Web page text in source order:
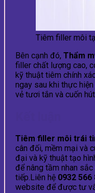
Tiêm filler môi
Bên cạnh đó, Thẩm
filler chất lượng cao,
kỹ thuật tiêm chính
ngay sau khi thực
vẻ tươi tắn và cuốn hút
Tiêm filler môi trái
cân đối, mềm mại và
đại và kỹ thuật tạo
để nâng tầm nhan
tiếp.Liên hệ 0932 566
website để được tư